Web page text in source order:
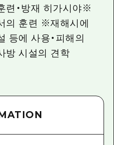
련・방재 히가시야※
의 훈련 ※재해시에
등에 사용・피해의
방 시설의 견학